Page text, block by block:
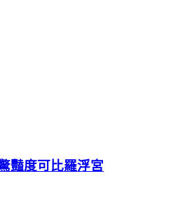
豔度可比羅浮宮